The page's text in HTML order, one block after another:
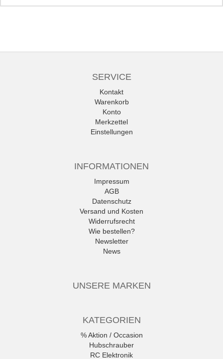
SERVICE
Kontakt
Warenkorb
Konto
Merkzettel
Einstellungen
INFORMATIONEN
Impressum
AGB
Datenschutz
Versand und Kosten
Widerrufsrecht
Wie bestellen?
Newsletter
News
UNSERE MARKEN
KATEGORIEN
% Aktion / Occasion
Hubschrauber
RC Elektronik